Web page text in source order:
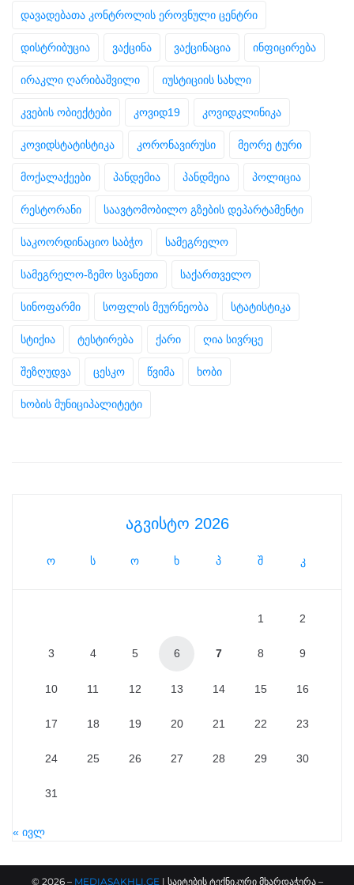
დავადებათა კონტროლის ეროვნული ცენტრი
დისტრიბუცია ვაქცინა ვაქცინაცია ინფიცირება
ირაკლი ღარიბაშვილი იუსტიციის სახლი
კვების ობიექტები კოვიდ19 კოვიდკლინიკა
კოვიდსტატისტიკა კორონავირუსი მეორე ტური
მოქალაქეები პანდემია პანდმეია პოლიცია
რესტორანი საავტომობილო გზების დეპარტამენტი
საკოორდინაციო საბჭო სამეგრელო
სამეგრელო-ზემო სვანეთი საქართველო
სინოფარმი სოფლის მეურნეობა სტატისტიკა
სტიქია ტესტირება ქარი ღია სივრცე
შეზღუდვა ცესკო წვიმა ხობი
ხობის მუნიციპალიტეტი
აგვისტო 2026
ო ს ო ხ პ შ კ
1 2
3 4 5 6 7 8 9
10 11 12 13 14 15 16
17 18 19 20 21 22 23
24 25 26 27 28 29 30
31
« ივლ
© 2026– MEDIASAKHLI.GE| საიტების ტექნიკური მხარდაჭერა –